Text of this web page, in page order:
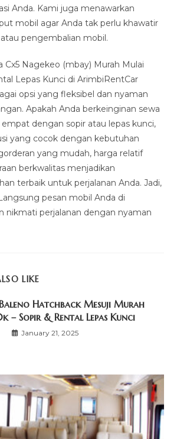
Anda. Kami juga menawarkan
mobil agar Anda tak perlu khawatir
pengembalian mobil.
Cx5 Nagekeo (mbay) Murah Mulai
Lepas Kunci di ArimbiRentCar
opsi yang fleksibel dan nyaman
Apakah Anda berkeinginan sewa
dengan sopir atau lepas kunci,
yang cocok dengan kebutuhan
yang mudah, harga relatif
berkwalitas menjadikan
terbaik untuk perjalanan Anda. Jadi,
pesan mobil Anda di
nikmati perjalanan dengan nyaman
LIKE
Hatchback Mesuji Murah
– Sopir & Rental Lepas Kunci
January 21, 2025